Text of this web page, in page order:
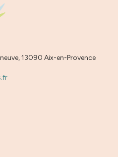
13090 Aix-en-Provence